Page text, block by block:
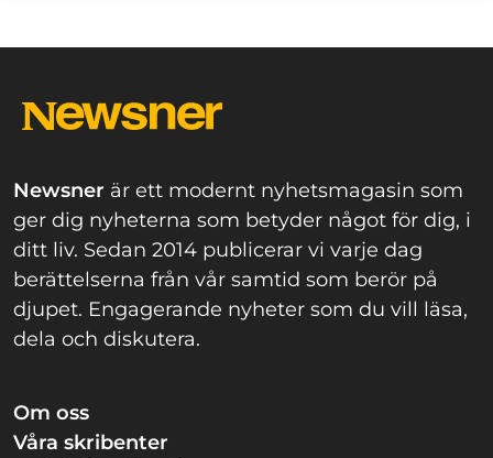
Newsner är ett modernt nyhetsmagasin som
ger dig nyheterna som betyder något för dig, i
ditt liv. Sedan 2014 publicerar vi varje dag
berättelserna från vår samtid som berör på
djupet. Engagerande nyheter som du vill läsa,
dela och diskutera.
Om oss
Våra skribenter